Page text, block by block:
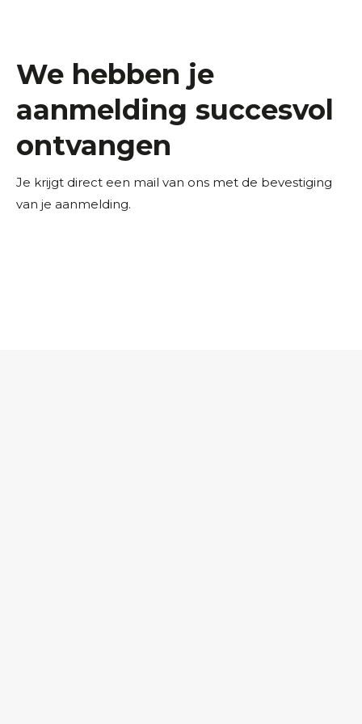
We hebben je
aanmelding succesvol
ontvangen
Je krijgt direct een mail van ons met de bevestiging
van je aanmelding.